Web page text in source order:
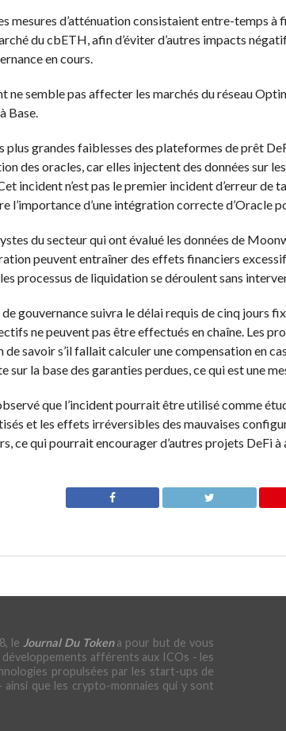
mesures d’atténuation consistaient entre-temps à
du cbETH, afin d’éviter d’autres impacts
en cours.
ne semble pas affecter les marchés du réseau
Base.
plus grandes faiblesses des plateformes de prêt
des oracles, car elles injectent des données sur
incident n’est pas le premier incident d’erreur
l’importance d’une intégration correcte d’Oracle
du secteur qui ont évalué les données de
peuvent entraîner des effets financiers
processus de liquidation se déroulent sans
gouvernance suivra le délai requis de cinq jours
ne peuvent pas être effectués en chaîne. Les
de savoir s’il fallait calculer une compensation en
sur la base des garanties perdues, ce qui est une
que l’incident pourrait être utilisé comme
et les effets irréversibles des mauvaises
ce qui pourrait encourager d’autres projets DeFi
le Journal Du Tokena pour but de vous
afférents aux ICOs - les
propulsées par les start-ups de
ainsi que les crypto-monnaies qui y sont